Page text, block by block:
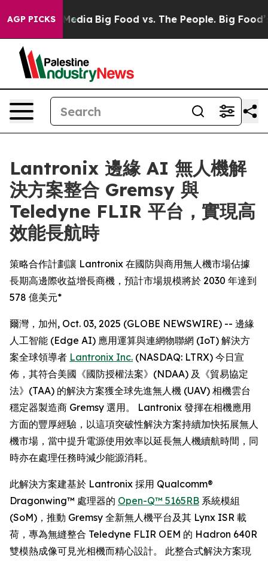
AGP PICKS
Media Big Food vs. The People. Big Food’s
Lantronix 邊緣 AI 無人機解
決方案整合 Gremsy 與
Teledyne FLIR 平台，實現高
效能長航時
策略合作計劃讓 Lantronix 在國防與商用無人機市場佔據
長期高邊際收益增長商機，預計市場規模將於 2030 年達到
578 億美元*
爾灣，加州, Oct. 03, 2025 (GLOBE NEWSWIRE) -- 邊緣
人工智能 (Edge AI) 應用運算與連網物聯網 (IoT) 解決方
案全球領導者 Lantronix Inc. (NASDAQ: LTRX) 今日宣
佈，其符合美國《國防授權法案》(NDAA) 及《貿易協定
法》(TAA) 的解決方案獲全球先進無人機 (UAV) 相機雲台
穩定器製造商 Gremsy 選用。 Lantronix 發揮在相機應用
方面的豐厚經驗，以這項突破性解決方案持續加快拓展無人
機市場，當中提升電源使用效率以延長無人機續航時間，同
時亦在處理任務時減少能源消耗。
此解決方案建基於 Lantronix 採用 Qualcomm®
Dragonwing™ 處理器的 Open-Q™ 5165RB 系統模組
(SoM)，推動 Gremsy 全新無人機平台及其 Lynx ISR 載
荷，專為無縫整合 Teledyne FLIR OEM 的 Hadron 640R
雙模熱成像可見光相機而精心設計。 此整合式解決方案現